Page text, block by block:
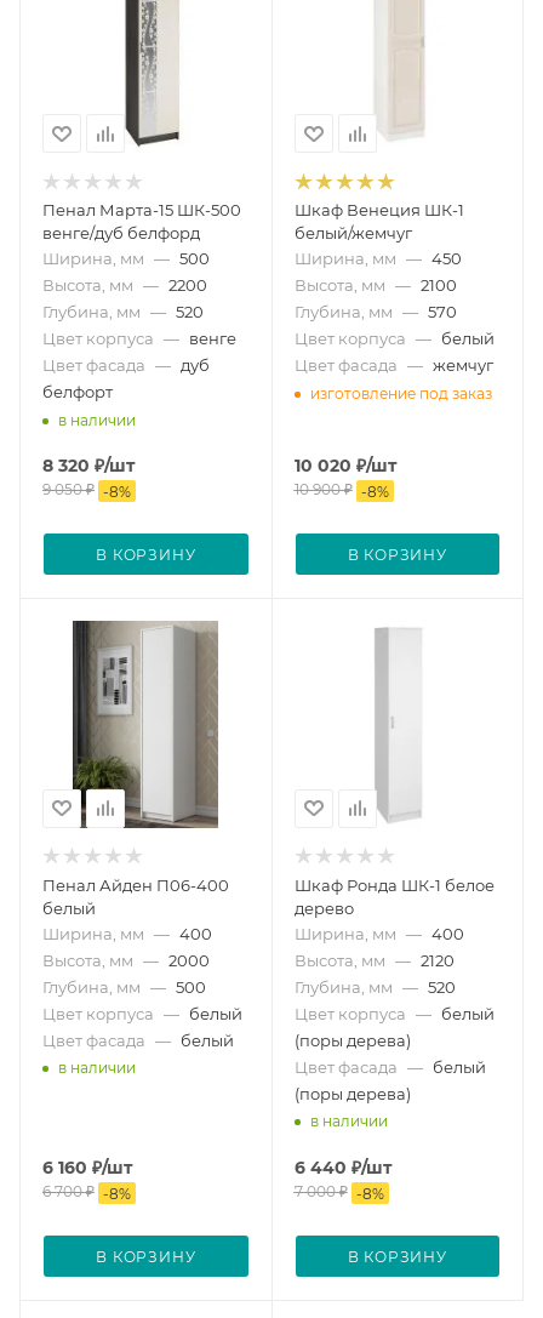
Пенал Марта-15 ШК-500
венге/дуб белфорд
Ширина, мм — 500
Высота, мм — 2200
Глубина, мм — 520
Цвет корпуса — венге
Цвет фасада — дуб
белфорт
в наличии
8 320 ₽/шт
9 050₽ -8%
В КОРЗИНУ
Шкаф Венеция ШК-1
белый/жемчуг
Ширина, мм — 450
Высота, мм — 2100
Глубина, мм — 570
Цвет корпуса — белый
Цвет фасада — жемчуг
изготовление под заказ
10 020 ₽/шт
10 900₽ -8%
В КОРЗИНУ
Пенал Айден П06-400
белый
Ширина, мм — 400
Высота, мм — 2000
Глубина, мм — 500
Цвет корпуса — белый
Цвет фасада — белый
в наличии
6 160 ₽/шт
6 700₽ -8%
В КОРЗИНУ
Шкаф Ронда ШК-1 белое
дерево
Ширина, мм — 400
Высота, мм — 2120
Глубина, мм — 520
Цвет корпуса — белый
(поры дерева)
Цвет фасада — белый
(поры дерева)
в наличии
6 440 ₽/шт
7 000₽ -8%
В КОРЗИНУ